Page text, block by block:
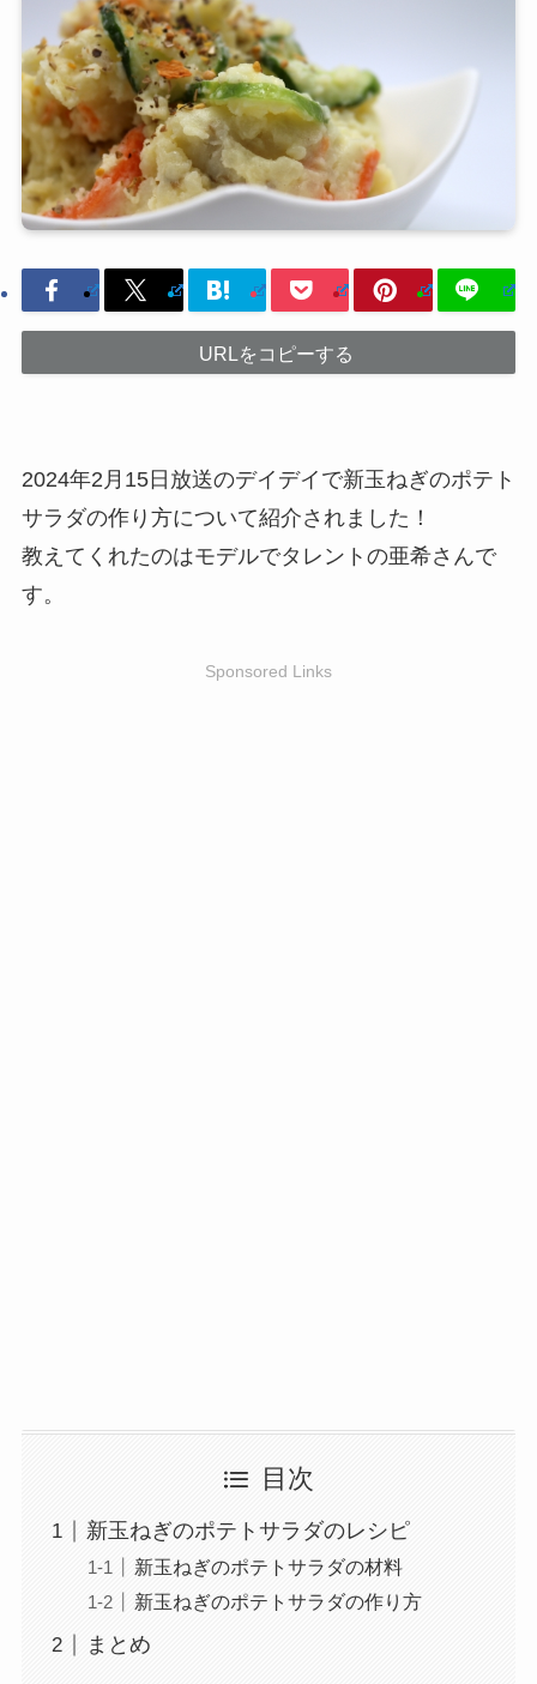
URLをコピーする
2024年2月15日放送のデイデイで新玉ねぎのポテト
サラダの作り方について紹介されました！
教えてくれたのはモデルでタレントの亜希さんで
す。
Sponsored Links
目次
新玉ねぎのポテトサラダのレシピ
新玉ねぎのポテトサラダの材料
新玉ねぎのポテトサラダの作り方
まとめ